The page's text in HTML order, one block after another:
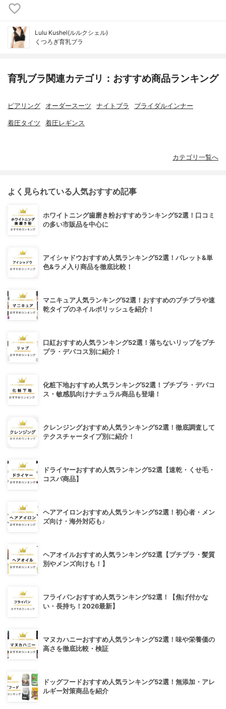
Lulu Kushel(ルルクシェル)
くつろぎ育乳ブラ
育乳ブラ関連カテゴリ：おすすめ商品ランキング
ピアリング オーダースーツ ナイトブラ ブライダルインナー
着圧タイツ 着圧レギンス
カテゴリ一覧へ
よく見られている人気おすすめ記事
ホワイトニング歯磨き粉おすすめランキング52選！口コミ
の多い市販品を中心に
アイシャドウおすすめ人気ランキング52選！パレット&単
色&ラメ入り商品を徹底比較！
マニキュア人気ランキング52選！おすすめのプチプラや速
乾タイプのネイルポリッシュを紹介！
口紅おすすめ人気ランキング52選！落ちないリップをプチ
プラ・デパコス別に紹介！
化粧下地おすすめ人気ランキング52選！プチプラ・デパコ
ス・敏感肌向けナチュラル商品も登場！
クレンジングおすすめ人気ランキング52選！徹底調査して
テクスチャータイプ別に紹介！
ドライヤーおすすめ人気ランキング52選【速乾・くせ毛・
コスパ商品】
ヘアアイロンおすすめ人気ランキング52選！初心者・メン
ズ向け・海外対応も♪
ヘアオイルおすすめ人気ランキング52選【プチプラ・髪質
別やメンズ向けも！】
フライパンおすすめ人気ランキング52選！【焦げ付かな
い・長持ち！2026最新】
マヌカハニーおすすめ人気ランキング52選！味や栄養価の
高さを徹底比較・検証
ドッグフードおすすめ人気ランキング52選！無添加・アレ
ルギー対策商品を紹介